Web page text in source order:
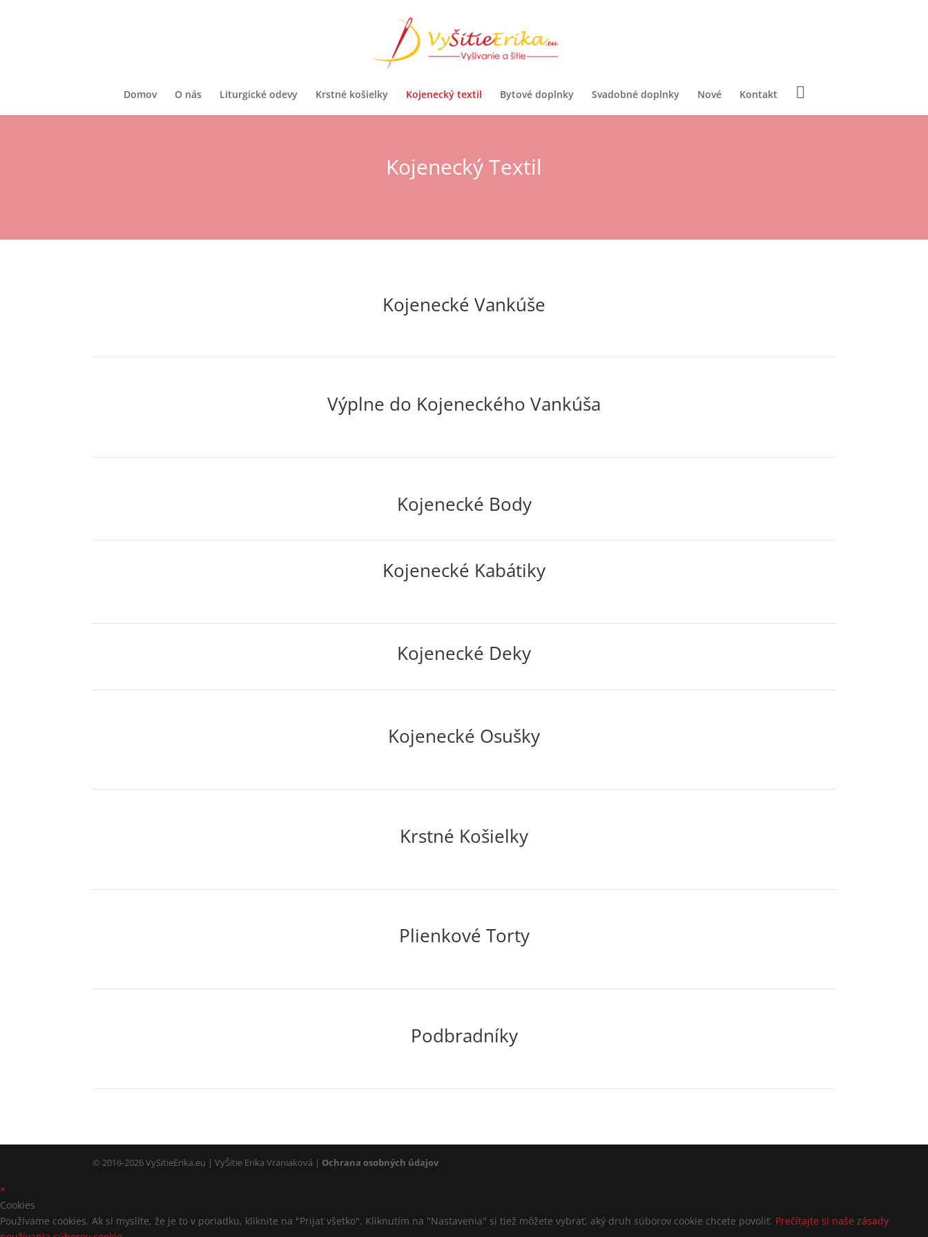
Domov O nás Liturgické odevy Krstné košielky Kojenecký textil Bytové doplnky Svadobné doplnky Nové Kontakt
Kojenecký Textil
Kojenecké Vankúše
Výplne do Kojeneckého Vankúša
Kojenecké Body
Kojenecké Kabátiky
Kojenecké Deky
Kojenecké Osušky
Krstné Košielky
Plienkové Torty
Podbradníky
© 2016-2026 VySitieErika.eu | VyŠitie Erika Vraniaková | Ochrana osobných údajov
×
Cookies
Používame cookies. Ak si myslíte, že je to v poriadku, kliknite na "Prijať všetko". Kliknutím na "Nastavenia" si tiež môžete vybrať, aký druh súborov cookie chcete povoliť. Prečítajte si naše zásady